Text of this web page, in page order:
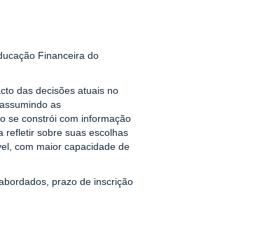
Financeira do
das decisões atuais no
as
se constrói com informação
refletir sobre suas escolhas
com maior capacidade de
prazo de inscrição